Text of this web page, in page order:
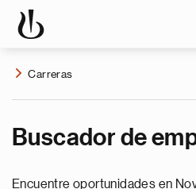
Carreras
Buscador de
Encuentre oportunidades en